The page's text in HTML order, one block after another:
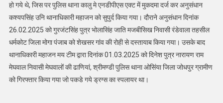
हो गये थे, जिस पर पुलिस थाना कालु मे एनडीपीएस एक्ट में मुकदमा दर्ज कर अनुसंधान
कश्यपसिंह उनि थानाधिकारी महाजन को सुपुर्द किया गया। दौराने अनुसंधान दिनांक
26.02.2025 को गुरजंटसिंह पुत्र भोलासिंह जाति मजबीसिख निवासी रंडेवाला तहसील
धर्मकोट जिला मोगा पंजाब को शेखसर गांव की रोही से दस्तायाब किया गया। उसके बाद
थानाधिकारी महाजन मय टीम द्वारा दिनांक 01.03.2025 को दिनेश पुत्र नारायण राम
मेघवाल निवासी मेघवालों की ढाणियां, श्रीमण्डी पुलिस थाना ओसिंया जिला जोधपुर ग्रामीण
को गिरफ्तार किया गया जो पकडे गये ड्रग्स का स्पलायर था।